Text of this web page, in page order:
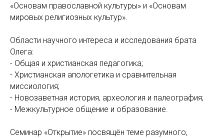
«Основам православной культуры» и «Основам
мировых религиозных культур».
Области научного интереса и исследования брата
Олега:
- Общая и христианская педагогика;
- Христианская апологетика и сравнительная
миссиология;
- Новозаветная история, археология и палеография;
- Межкультурное общение и образование.
Семинар «Открытие» посвящён теме разумного,